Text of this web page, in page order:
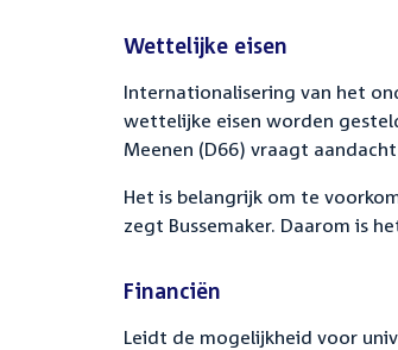
Wettelijke eisen
Internationalisering van het
wettelijke eisen worden
Meenen (D66) vraagt
Het is belangrijk om te
zegt Bussemaker. Daarom is
Financiën
Leidt de mogelijkheid voor